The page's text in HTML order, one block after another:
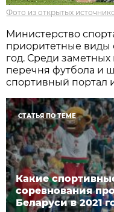
Фото из открытых
Министерство
приоритетные виды
год. Среди
перечня футбола и
спортивный портал
СТАТЬЯ ПО ТЕМЕ
Какие
соревнования
Беларуси в 2021